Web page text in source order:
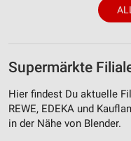
Supermärkte
Hier findest Du aktuelle
REWE, EDEKA und
in der Nähe von Blender.